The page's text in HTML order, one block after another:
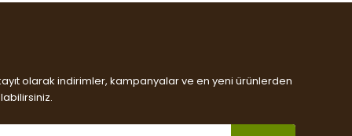
olarak indirimler, kampanyalar ve en yeni ürünlerden